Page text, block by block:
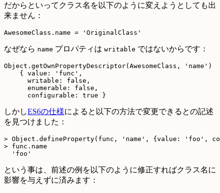
だからといってクラス名を以下のように変えようとしても出
来ません：
なぜなら name プロパティは writable ではないからです：
Object.getOwnPropertyDescriptor(AwesomeClass, 'name')
    { value: 'func',
      writable: false,
      enumerable: false,
しかしES6の仕様によると以下の方法で変更できるとの記述
を見つけました：
> Object.defineProperty(func, 'name', {value: 'foo',
> func.name
という事は、前述の例を以下のように修正すればクラス名に
影響を与えずに済みます：